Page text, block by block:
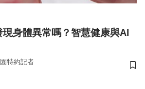
身體異常嗎？智慧健康與AI
特約記者
儲